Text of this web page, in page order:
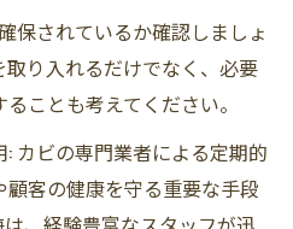
保されているか確認しましょ
り入れるだけでなく、必要
ことも考えてください。
カビの専門業者による定期的
客の健康を守る重要な手段